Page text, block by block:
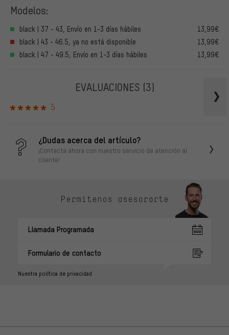
Modelos:
black | 37 - 43, Envío en 1-3 días hábiles
13,99€
black | 43 - 46.5, ya no está disponible
13,99€
black | 47 - 49.5, Envío en 1-3 días hábiles
13,99€
EVALUACIONES (3)
5
¿Dudas acerca del artículo?
¡Contacta ahora con nuestro servicio de atención al
cliente!
Permítenos asesorarte
Llamada Programada
Formulario de contacto
Nuestra política de privacidad